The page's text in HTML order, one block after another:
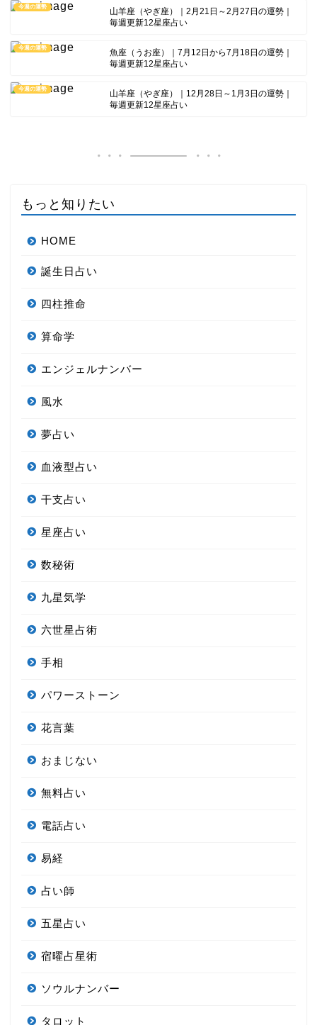
今週の運勢
山羊座（やぎ座）｜2月21日～2月27日の運勢｜
毎週更新12星座占い
今週の運勢
魚座（うお座）｜7月12日から7月18日の運勢｜
毎週更新12星座占い
今週の運勢
山羊座（やぎ座）｜12月28日～1月3日の運勢｜
毎週更新12星座占い
もっと知りたい
HOME
誕生日占い
四柱推命
算命学
エンジェルナンバー
風水
夢占い
血液型占い
干支占い
星座占い
数秘術
九星気学
六世星占術
手相
パワーストーン
花言葉
おまじない
無料占い
電話占い
易経
占い師
五星占い
宿曜占星術
ソウルナンバー
タロット